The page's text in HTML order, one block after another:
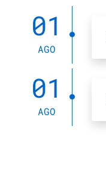
01
AGO
01
AGO